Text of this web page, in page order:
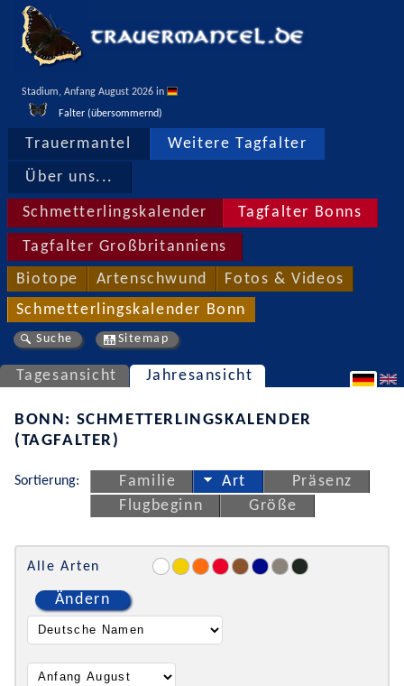
Stadium, Anfang August 2026 in
Falter (übersommernd)
Trauermantel Weitere Tagfalter
Über uns...
Schmetterlingskalender Tagfalter Bonns
Tagfalter Großbritanniens
Biotope Artenschwund Fotos & Videos
Schmetterlingskalender Bonn
Suche Sitemap
Tagesansicht Jahresansicht
BONN: SCHMETTERLINGSKALENDER
(TAGFALTER)
Sortierung: Familie Art
Präsenz
Flugbeginn
Größe
Alle Arten
Ändern